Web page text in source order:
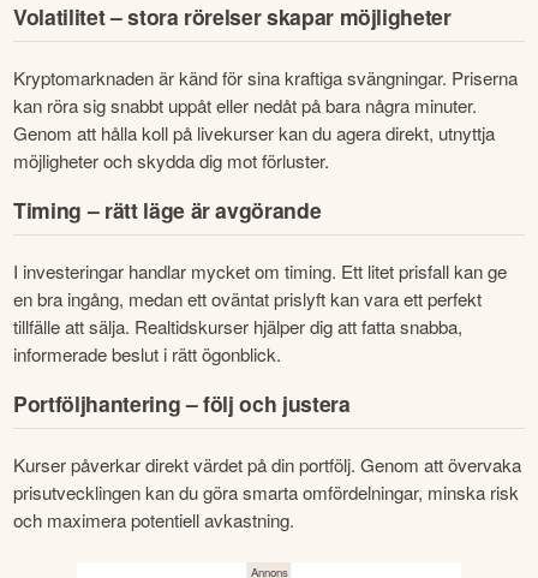
Volatilitet – stora rörelser skapar möjligheter
Kryptomarknaden är känd för sina kraftiga svängningar. Priserna
kan röra sig snabbt uppåt eller nedåt på bara några minuter.
Genom att hålla koll på livekurser kan du agera direkt, utnyttja
möjligheter och skydda dig mot förluster.
Timing – rätt läge är avgörande
I investeringar handlar mycket om timing. Ett litet prisfall kan ge
en bra ingång, medan ett oväntat prislyft kan vara ett perfekt
tillfälle att sälja. Realtidskurser hjälper dig att fatta snabba,
informerade beslut i rätt ögonblick.
Portföljhantering – följ och justera
Kurser påverkar direkt värdet på din portfölj. Genom att övervaka
prisutvecklingen kan du göra smarta omfördelningar, minska risk
och maximera potentiell avkastning.